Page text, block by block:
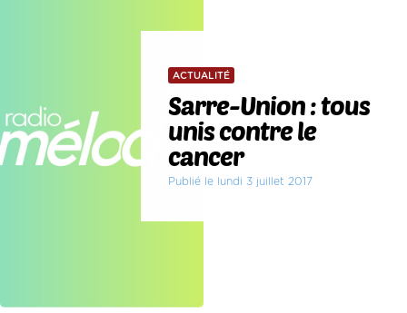
ACTUALITÉ
Sarre-Union : tous
unis contre le
cancer
Publié le lundi 3 juillet 2017